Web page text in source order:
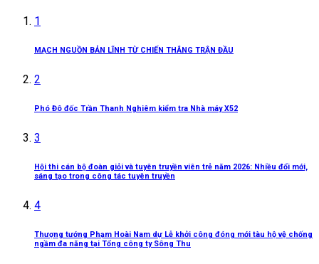
1
MẠCH NGUỒN BẢN LĨNH TỪ CHIẾN THẮNG TRẬN ĐẦU
2
Phó Đô đốc Trần Thanh Nghiêm kiểm tra Nhà máy X52
3
Hội thi cán bộ đoàn giỏi và tuyên truyền viên trẻ năm 2026: Nhiều đổi mới,
sáng tạo trong công tác tuyên truyền
4
Thượng tướng Phạm Hoài Nam dự Lễ khởi công đóng mới tàu hộ vệ chống
ngầm đa năng tại Tổng công ty Sông Thu